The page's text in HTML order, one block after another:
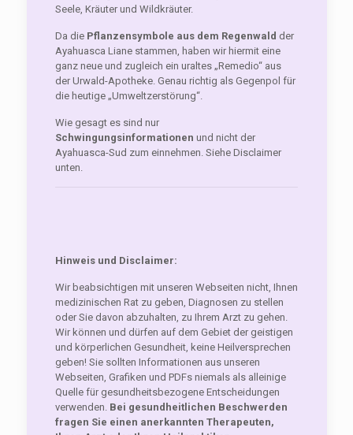
Seele, Kräuter und Wildkräuter.
Da die Pflanzensymbole aus dem Regenwald der
Ayahuasca Liane stammen, haben wir hiermit eine
ganz neue und zugleich ein uraltes „Remedio“ aus
der Urwald-Apotheke. Genau richtig als Gegenpol für
die heutige „Umweltzerstörung“.
Wie gesagt es sind nur
Schwingungsinformationen und nicht der
Ayahuasca-Sud zum einnehmen. Siehe Disclaimer
unten.
Hinweis und Disclaimer:
Wir beabsichtigen mit unseren Webseiten nicht, Ihnen
medizinischen Rat zu geben, Diagnosen zu stellen
oder Sie davon abzuhalten, zu Ihrem Arzt zu gehen.
Wir können und dürfen auf dem Gebiet der geistigen
und körperlichen Gesundheit, keine Heilversprechen
geben! Sie sollten Informationen aus unseren
Webseiten, Grafiken und PDFs niemals als alleinige
Quelle für gesundheitsbezogene Entscheidungen
verwenden. Bei gesundheitlichen Beschwerden
fragen Sie einen anerkannten Therapeuten,